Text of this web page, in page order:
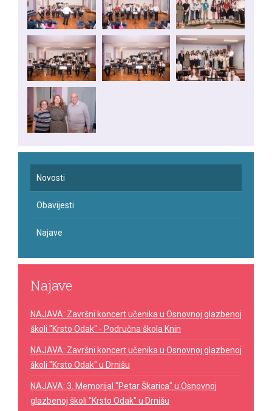
Novosti
Obavijesti
Najave
Najave
NAJAVA: Završni koncert učenika u Osnovnoj glazbenoj
školi "Krsto Odak" - Područna škola Knin
NAJAVA: Završni koncert učenika u Osnovnoj glazbenoj
školi "Krsto Odak" u Drnišu
NAJAVA: 3. Memorijal "Petar Škarica" u Osnovnoj
glazbenoj školi "Krsto Odak" u Drnišu